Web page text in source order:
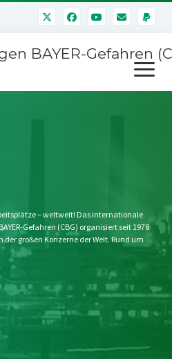
BAYER-Gefahren
Menü
öffnen
– weltweit! Das internationale
Gefahren (CBG) organisiert seit 1978
großen Konzerne der Welt. Rund um